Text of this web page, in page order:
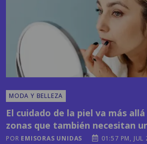
MODA Y BELLEZA
El cuidado de la piel va más
zonas que también necesitan
POR EMISORAS UNIDAS 01:57 PM, JUL